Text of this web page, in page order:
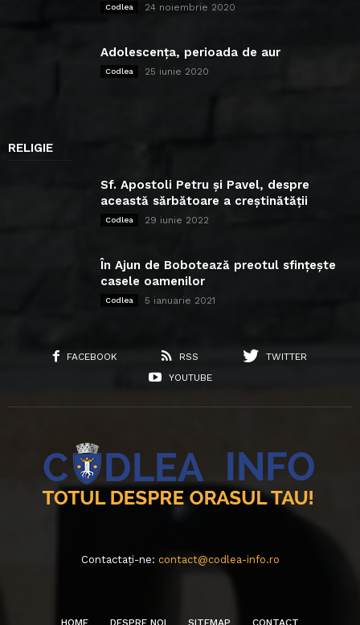
Codlea 24 noiembrie 2020
Adolescența, perioada de aur
Codlea 25 iunie 2020
RELIGIE
Sf. Apostoli Petru și Pavel, despre
această sărbătoare a creștinătății
Codlea 29 iunie 2022
În Ajun de Bobotează preotul sfințește
casele oamenilor
Codlea 5 ianuarie 2021
FACEBOOK RSS
TWITTER
YOUTUBE
Contactați-ne: contact@codlea-info.ro
HOME DESPRE NOI SITEMAP CONTACT